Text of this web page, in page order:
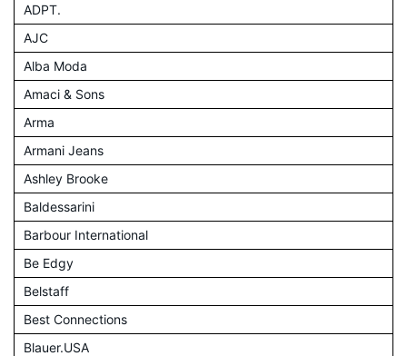
ADPT.
AJC
Alba Moda
Amaci & Sons
Arma
Armani Jeans
Ashley Brooke
Baldessarini
Barbour International
Be Edgy
Belstaff
Best Connections
Blauer.USA